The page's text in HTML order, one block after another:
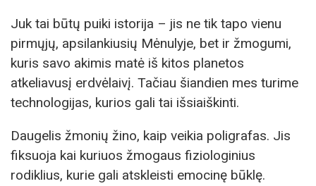
Juk tai būtų puiki istorija – jis ne tik tapo vienu
pirmųjų, apsilankiusių Mėnulyje, bet ir žmogumi,
kuris savo akimis matė iš kitos planetos
atkeliavusį erdvėlaivį. Tačiau šiandien mes turime
technologijas, kurios gali tai išsiaiškinti.
Daugelis žmonių žino, kaip veikia poligrafas. Jis
fiksuoja kai kuriuos žmogaus fiziologinius
rodiklius, kurie gali atskleisti emocinę būklę.